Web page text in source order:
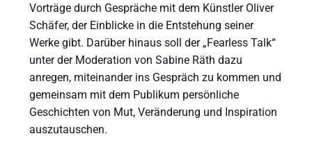
Vorträge durch Gespräche mit dem Künstler Oliver
Schäfer, der Einblicke in die Entstehung seiner
Werke gibt. Darüber hinaus soll der „Fearless Talk“
unter der Moderation von Sabine Räth dazu
anregen, miteinander ins Gespräch zu kommen und
gemeinsam mit dem Publikum persönliche
Geschichten von Mut, Veränderung und Inspiration
auszutauschen.